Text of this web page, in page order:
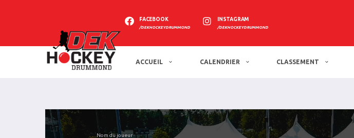
FACEBOOK
/DEKHOCKEYDRUMMOND
INSTAGRAM
/DEKHOCKEYDRUMMOND
ACCUEIL CALENDRIER CLASSEMENT
Nom du joueur